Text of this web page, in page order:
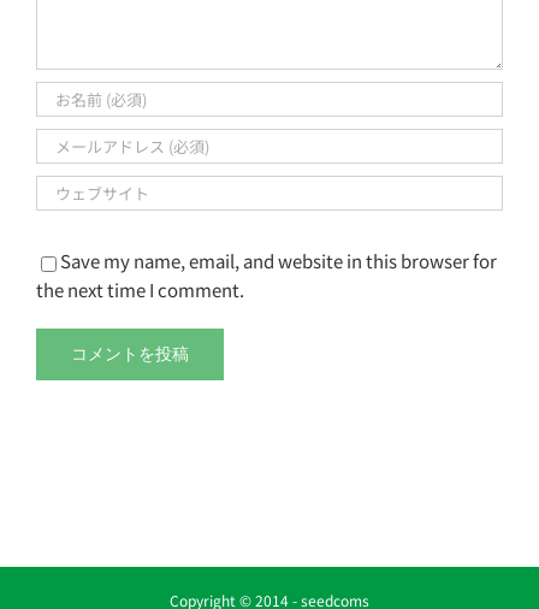
Save my name, email, and website in this browser for
the next time I comment.
Copyright © 2014 -seedcoms